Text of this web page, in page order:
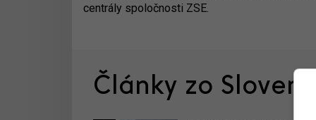
centrály spoločnosti ZSE.
Články zo